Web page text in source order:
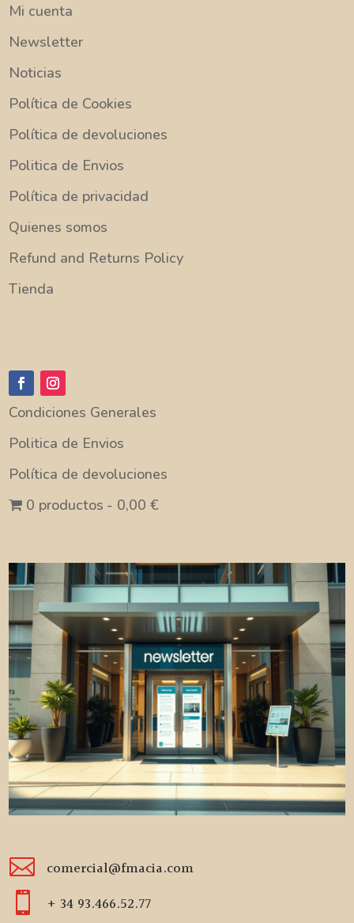
Mi cuenta
Newsletter
Noticias
Política de Cookies
Política de devoluciones
Politica de Envios
Política de privacidad
Quienes somos
Refund and Returns Policy
Tienda
Condiciones Generales
Politica de Envios
Política de devoluciones
0 productos
0,00 €
 comercial@fmacia.com
 + 34 93.466.52.77